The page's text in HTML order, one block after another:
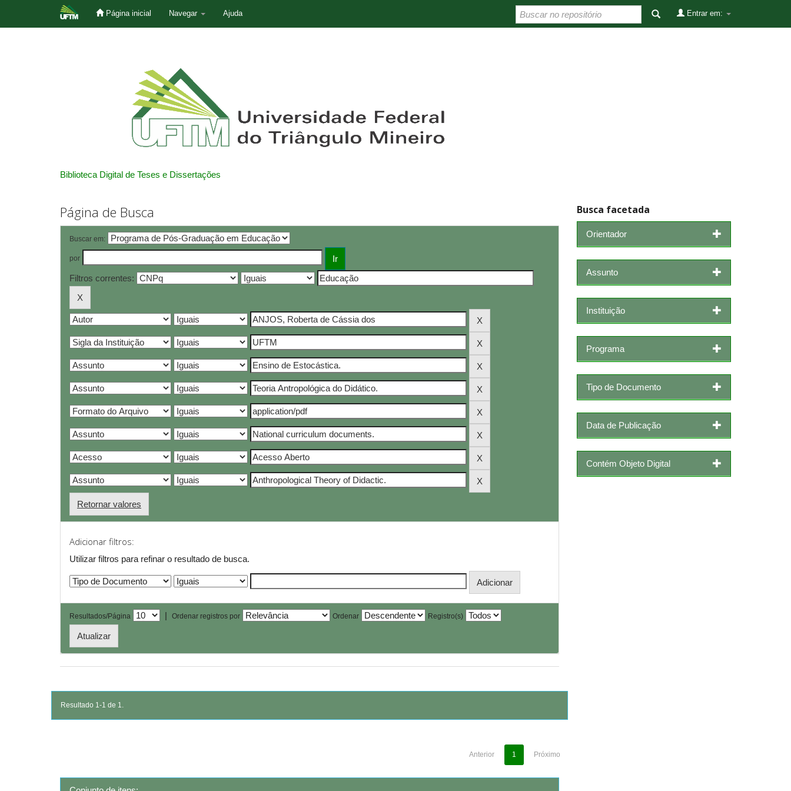
Página inicial Navegar Ajuda Entrar em:
Biblioteca Digital de Teses e Dissertações
Página de Busca
Buscar em:
por
Filtros correntes:
Retornar valores
Adicionar filtros:
Utilizar filtros para refinar o resultado de busca.
Resultados/Página | Ordenar registros por Ordenar Registro(s)
Resultado 1-1 de 1.
Anterior 1 Próximo
Busca facetada
Orientador
Assunto
Instituição
Programa
Tipo de Documento
Data de Publicação
Contém Objeto Digital